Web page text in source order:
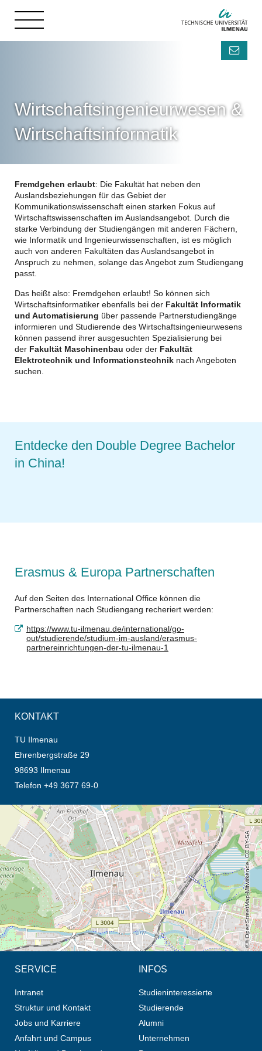
Wirtschaftsingenieurwesen &
Wirtschaftsinformatik
Fremdgehen erlaubt: Die Fakultät hat neben den
Auslandsbeziehungen für das Gebiet der
Kommunikationswissenschaft einen starken Fokus auf
Wirtschaftswissenschaften im Auslandsangebot. Durch die
starke Verbindung der Studiengängen mit anderen Fächern,
wie Informatik und Ingenieurwissenschaften, ist es möglich
auch von anderen Fakultäten das Auslandsangebot in
Anspruch zu nehmen, solange das Angebot zum Studiengang
passt.
Das heißt also: Fremdgehen erlaubt! So können sich
Wirtschaftsinformatiker ebenfalls bei der Fakultät Informatik
und Automatisierung über passende Partnerstudiengänge
informieren und Studierende des Wirtschaftsingenieurwesens
können passend ihrer ausgesuchten Spezialisierung bei
der Fakultät Maschinenbau oder der Fakultät
Elektrotechnik und Informationstechnik nach Angeboten
suchen.
Entdecke den Double Degree Bachelor
in China!
Erasmus & Europa Partnerschaften
Auf den Seiten des International Office können die
Partnerschaften nach Studiengang recheriert werden:
https://www.tu-ilmenau.de/international/go-
out/studierende/studium-im-ausland/erasmus-
partnereinrichtungen-der-tu-ilmenau-1
KONTAKT
TU Ilmenau
Ehrenbergstraße 29
98693 Ilmenau
Telefon +49 3677 69-0
Öffnet die Anfahrtsbeschreibung in neuem Tab (Karte)
© OpenStreetMap-Mitwirkende, CC BY-SA
SERVICE
Intranet
Struktur und Kontakt
Jobs und Karriere
Anfahrt und Campus
INFOS
Studieninteressierte
Studierende
Alumni
Unternehmen